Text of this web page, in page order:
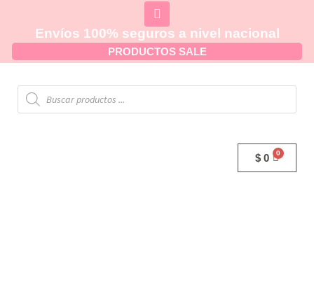
Envíos 100% seguros a nivel nacional
PRODUCTOS SALE
$ 0